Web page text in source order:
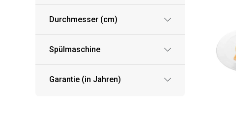
Durchmesser (cm)
Spülmaschine
Garantie (in Jahren)